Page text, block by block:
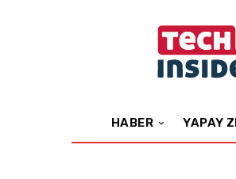
HABER YAPAY